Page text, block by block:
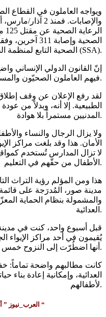
ويواجه العاملون في القطاع
الصحية
الصحية التابع لمنظمة الصحة العالمية (SSA).
إنّ القانون الدولي الإنساني
فيهم العاملون الصحيّون والمستجيبون الأوّليّون.
لقد رفع الإعلان عن وقف إطلاق
الطبيعية. إلا أنه، وبدلاً من
المدنيين مستمراً بلا هوادة.
ولا يزال الرجال والنساء
الأمان. هذا وقد بلغت مراكز
لا تزال المدارس تُستخدم
الأطفال من حقّهم في التعليم.
هذا ومن المؤلم رؤية التراث
مدينة صور، المُدرَجة على
والمشمولة بنظام الحماية
العدائية.
قبل أسبوع واحد، كنت في
يُقيمون في أحد مراكز الإيواء
أنها اضطُرّت إلى النزوح خمس مرات خلال العامين الماضيين.
كانت مطالبهم واضحة تماماً:
العدائية، وإمكانية إعادة
لأطفالهم.
#العرب_نيوز ” أخبار العرب كل العرب “